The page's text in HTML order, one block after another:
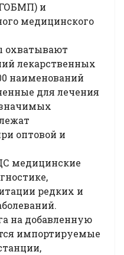
и
медицинского
охватывают
лекарственных
наименований
для лечения
оптовой и
медицинские
редких и
на добавленную
импортируемые